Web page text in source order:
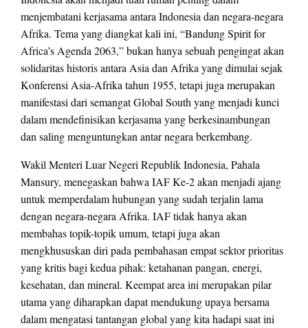
menjembatani kerjasama antara Indonesia dan negara-negara
Afrika. Tema yang diangkat kali ini, “Bandung Spirit for
Africa’s Agenda 2063,” bukan hanya sebuah pengingat akan
solidaritas historis antara Asia dan Afrika yang dimulai sejak
Konferensi Asia-Afrika tahun 1955, tetapi juga merupakan
manifestasi dari semangat Global South yang menjadi kunci
dalam mendefinisikan kerjasama yang berkesinambungan
dan saling menguntungkan antar negara berkembang.
Wakil Menteri Luar Negeri Republik Indonesia, Pahala
Mansury, menegaskan bahwa IAF Ke-2 akan menjadi ajang
untuk memperdalam hubungan yang sudah terjalin lama
dengan negara-negara Afrika. IAF tidak hanya akan
membahas topik-topik umum, tetapi juga akan
mengkhususkan diri pada pembahasan empat sektor prioritas
yang kritis bagi kedua pihak: ketahanan pangan, energi,
kesehatan, dan mineral. Keempat area ini merupakan pilar
utama yang diharapkan dapat mendukung upaya bersama
dalam mengatasi tantangan global yang kita hadapi saat ini